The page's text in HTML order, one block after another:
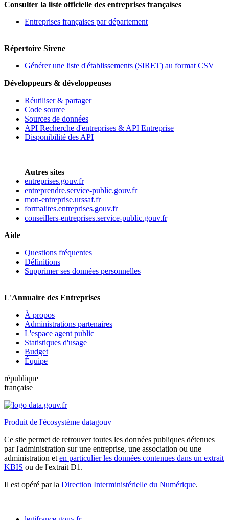
Consulter la liste officielle des entreprises françaises
Entreprises françaises par département
Répertoire Sirene
Générer une liste d'établissements (SIRET) au format CSV
Développeurs & développeuses
Réutiliser & partager
Code source
Sources de données
API Recherche d'entreprises & API Entreprise
Disponibilité des API
Autres sites
entreprises.gouv.fr
entreprendre.service-public.gouv.fr
mon-entreprise.urssaf.fr
formalites.entreprises.gouv.fr
conseillers-entreprises.service-public.gouv.fr
Aide
Questions fréquentes
Définitions
Supprimer ses données personnelles
L'Annuaire des Entreprises
À propos
Administrations partenaires
L'espace agent public
Statistiques d'usage
Budget
Équipe
république
française
Produit de l'écosystème datagouv
Ce site permet de retrouver toutes les données publiques détenues
par l'administration sur une entreprise, une association ou une
administration et en particulier les données contenues dans un extrait
KBIS ou de l'extrait D1.
Il est opéré par la Direction Interministérielle du Numérique.